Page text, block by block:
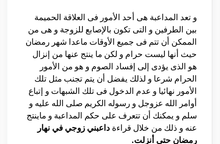
و تعد المداعبة هى أحد الأمور فى العلاقة الحميمة
بين الطرفين و التى تكون بالإصابع للزوجة و هى من
الممكن أن تتم فى جميع الأوقات ماعدا شهر رمضان
حيث أنها ليست حرام و لكن ما ينتج عنها من إنزال
هو الذى يؤدى إلى إفساد الصوم و هو من الأمور
الحرام شرعا و لذلك يفضل أن يتم تجنب مثل تلك
الأمور نهائيا و عدم الدخول فى تلك الشبهات و إتباع
أوامر الله عزوجل و رسوله الكريم صلى الله عليه و
سلم و يمكنك أن تتعرف على حكم المداعبة و ماينتج
عنه و ذلك من خلال قراءة داعبني زوجي في نهار
رمضان حتى أنزلت.